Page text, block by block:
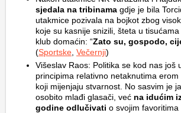
sjedala na tribinama gdje je bila
utakmice pozivala na bojkot zbog
koje su kasnije snizili, šteta u
klub domaćin: “Zato su, gospodo,
(Sportske Večernji)
Višeslav Raos: Politika se kod nas još
principima relativno netaknutima
koji mijenjaju stvarnost. No sasvim je
osobito mlađi glasači, već na idućim
godine odlučivati o svojim favoritima